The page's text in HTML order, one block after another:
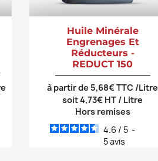
Huile Minérale
Engrenages Et
Réducteurs -
REDUCT 150
à partir de 5,68€ TTC /Litre
soit 4,73€ HT / Litre
Hors remises
4.6 / 5 -
5avis